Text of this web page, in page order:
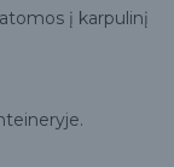
į karpulinį